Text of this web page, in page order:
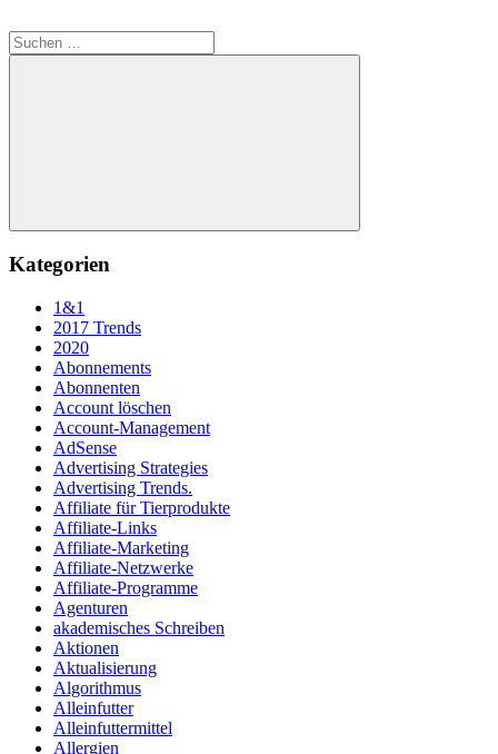
Suchen
nach:
Suchen
Kategorien
1&1
2017 Trends
2020
Abonnements
Abonnenten
Account löschen
Account-Management
AdSense
Advertising Strategies
Advertising Trends.
Affiliate für Tierprodukte
Affiliate-Links
Affiliate-Marketing
Affiliate-Netzwerke
Affiliate-Programme
Agenturen
akademisches Schreiben
Aktionen
Aktualisierung
Algorithmus
Alleinfutter
Alleinfuttermittel
Allergien